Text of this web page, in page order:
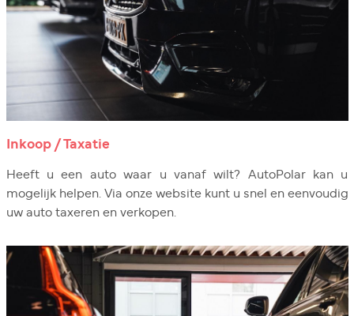
Inkoop / Taxatie
Heeft u een auto waar u vanaf wilt? AutoPolar kan u
mogelijk helpen. Via onze website kunt u snel en eenvoudig
uw auto taxeren en verkopen.